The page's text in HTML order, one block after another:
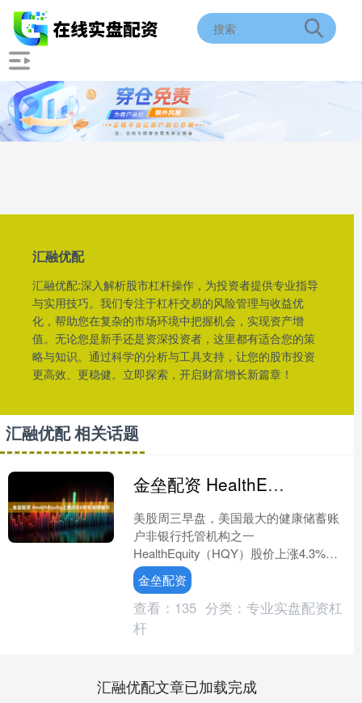
汇融优配
汇融优配:深入解析股市杠杆操作，为投资者提供专业指导
与实用技巧。我们专注于杠杆交易的风险管理与收益优
化，帮助您在复杂的市场环境中把握机会，实现资产增
值。无论您是新手还是资深投资者，这里都有适合您的策
略与知识。通过科学的分析与工具支持，让您的股市投资
更高效、更稳健。立即探索，开启财富增长新篇章！
汇融优配 相关话题
金垒配资 HealthEquity上调2026财年业绩指引
美股周三早盘，美国最大的健康储蓄账
户非银行托管机构之一
HealthEquity（HQY）股价上涨4.3%，
此前该公司在人工智能服务进步和健康
储蓄账户市场扩张的推....
金垒配资
查看： 135 分类： 专业实盘配资杠
杆
汇融优配文章已加载完成